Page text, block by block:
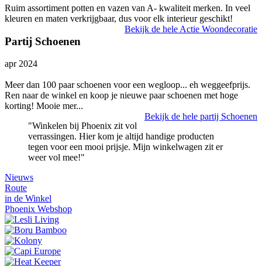
Ruim assortiment potten en vazen van A- kwaliteit merken. In veel
kleuren en maten verkrijgbaar, dus voor elk interieur geschikt!
Bekijk de hele Actie Woondecoratie
Partij Schoenen
apr 2024
Meer dan 100 paar schoenen voor een wegloop... eh weggeefprijs.
Ren naar de winkel en koop je nieuwe paar schoenen met hoge
korting! Mooie mer...
Bekijk de hele partij Schoenen
"Winkelen bij Phoenix zit vol
verrassingen. Hier kom je altijd handige producten
tegen voor een mooi prijsje. Mijn winkelwagen zit er
weer vol mee!"
Nieuws
Route
in de Winkel
Phoenix Webshop